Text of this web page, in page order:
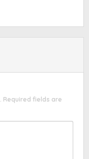
Required fields are